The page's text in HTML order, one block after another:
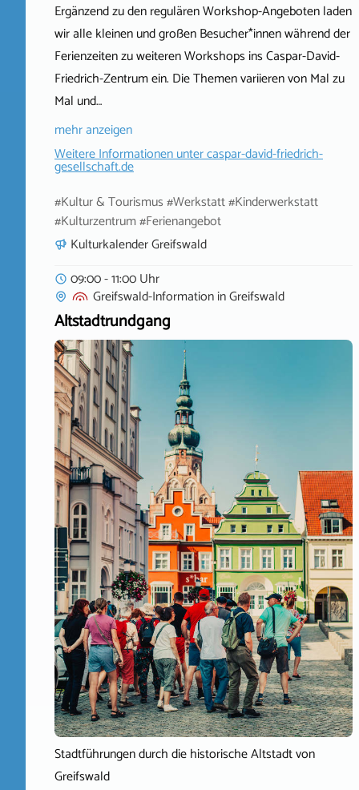
Ergänzend zu den regulären Workshop-Angeboten laden
wir alle kleinen und großen Besucher*innen während der
Ferienzeiten zu weiteren Workshops ins Caspar-David-
Friedrich-Zentrum ein. Die Themen variieren von Mal zu
Mal und…
mehr anzeigen
Weitere Informationen untercaspar-david-friedrich-
gesellschaft.de
#Kultur & Tourismus #Werkstatt #Kinderwerkstatt
#Kulturzentrum #Ferienangebot
Kulturkalender Greifswald
09:00 - 11:00 Uhr
Greifswald-InformationinGreifswald
Altstadtrundgang
Stadtführungen durch die historische Altstadt von
Greifswald